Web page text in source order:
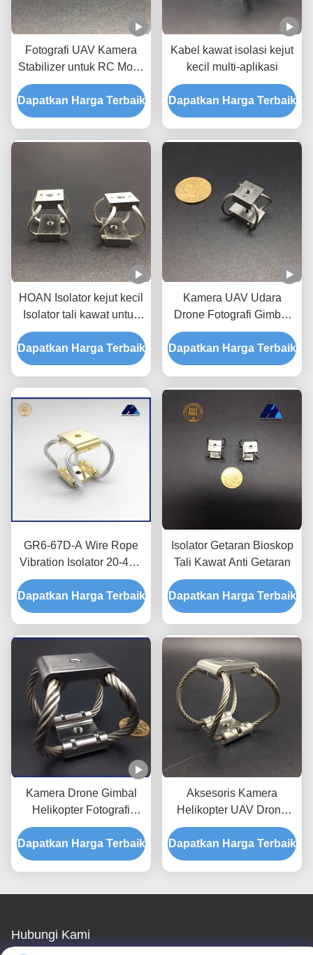
Fotografi UAV Kamera
Stabilizer untuk RC Mobil
GR3 buatan tangan
Perlindungan kejut yang
indah
Dapatkan Harga Terbaik
Kabel kawat isolasi kejut
kecil multi-aplikasi
Dapatkan Harga Terbaik
HOAN Isolator kejut kecil
Isolator tali kawat untuk
damping getaran
Dapatkan Harga Terbaik
Kamera UAV Udara
Drone Fotografi Gimbal
Film Isolasi Getaran Kejut
Isolator Getaran Kamera
Seri GR1
Dapatkan Harga Terbaik
GR6-67D-A Wire Rope
Vibration Isolator 20-47N
Beban 90% Isolasi
Dapatkan Harga Terbaik
Isolator Getaran Bioskop
Tali Kawat Anti Getaran
Dapatkan Harga Terbaik
Kamera Drone Gimbal
Helikopter Fotografi
Udara GR6-142D-A
Kamera Vibration Isolator
Isolator de vibraciones de
Dapatkan Harga Terbaik
Aksesoris Kamera
Helikopter UAV Drone
Stabilizer Shock Vibration
Insulation GR4-13D-A
Kompak Isolator Tali
Dapatkan Harga Terbaik
Hubungi Kami